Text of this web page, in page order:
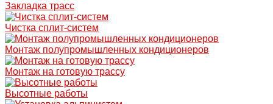
Закладка трасс
Чистка сплит-систем
Монтаж полупромышленных кондиционеров
Монтаж на готовую трассу
Высотные работы